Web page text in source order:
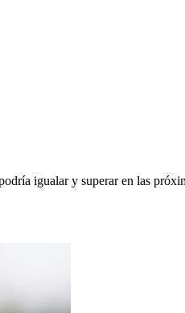
igualar y superar en las